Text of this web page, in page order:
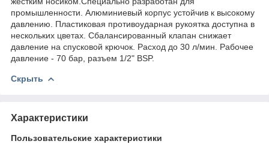
промышленности. Алюминиевый корпус устойчив к высокому
давлению. Пластиковая противоударная рукоятка доступна в
нескольких цветах. Сбалансированный клапан снижает
давление на спусковой крючок. Расход до 30 л/мин. Рабочее
давление - 70 бар, разъем 1/2" BSP.
Скрыть
Характеристики
Пользовательские характеристики